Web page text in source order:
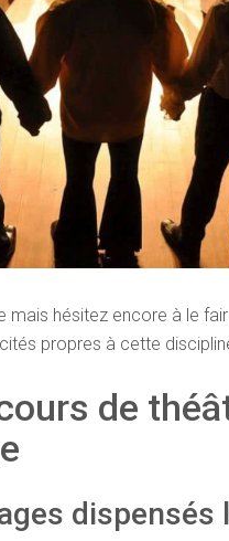
hésitez encore à le
propres à cette
de
dispensés